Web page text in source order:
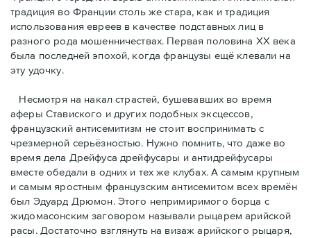
традиция во Франции столь же стара, как и традиция
использования евреев в качестве подставных лиц в
разного рода мошенничествах. Первая половина ХХ века
была последней эпохой, когда французы ещё клевали на
эту удочку.
Несмотря на накал страстей, бушевавших во время
аферы Ставиского и других подобных эксцессов,
французский антисемитизм не стоит воспринимать с
чрезмерной серьёзностью. Нужно помнить, что даже во
время дела Дрейфуса дрейфусары и антидрейфусары
вместе обедали в одних и тех же клубах. А самым крупным
и самым яростным французским антисемитом всех времён
был Эдуард Дрюмон. Этого непримиримого борца с
жидомасонским заговором называли рыцарем арийской
расы. Достаточно взглянуть на визаж арийского рыцаря,